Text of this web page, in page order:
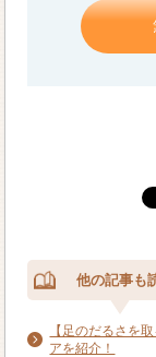
他の記事も
【足のだるさを
アを紹介！